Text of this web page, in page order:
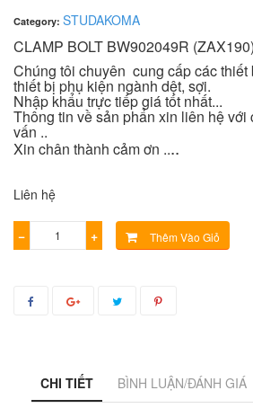
Category: STUDAKOMA
CLAMP BOLT BW902049R (ZAX190)
Chúng tôi chuyên cung cấp các thiết
thiết bị phụ kiện ngành dệt, sợi.
Nhập khẩu trực tiếp giá tốt nhất...
Thông tin về sản phẩn xin liên hệ
vấn ..
Xin chân thành cảm ơn ....
Liên hệ
− + Thêm Vào Giỏ
CHI TIẾT BÌNH LUẬN/ĐÁNH GIÁ